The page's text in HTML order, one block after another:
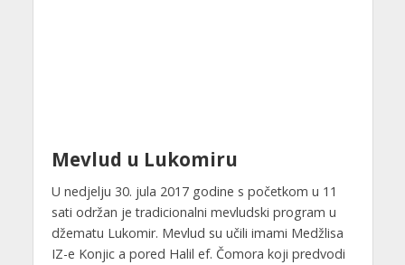
Mevlud u Lukomiru
U nedjelju 30. jula 2017 godine s početkom u 11
sati održan je tradicionalni mevludski program u
džematu Lukomir. Mevlud su učili imami Medžlisa
IZ-e Konjic a pored Halil ef. Čomora koji predvodi